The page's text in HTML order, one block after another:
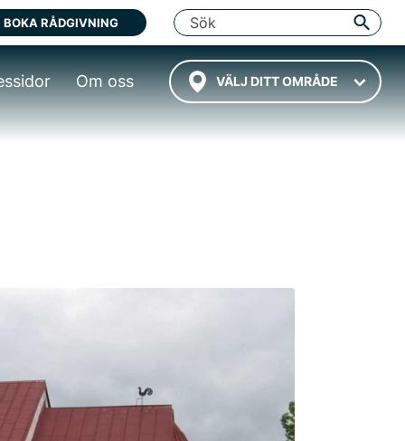
BOKA RÅDGIVNING
VÄLJ DITT OMRÅDE
Om oss